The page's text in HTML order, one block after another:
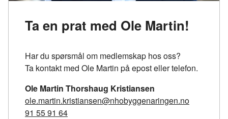
Ta en prat med Ole Martin!
Har du spørsmål om medlemskap hos oss?
Ta kontakt med Ole Martin på epost eller telefon.
Ole Martin Thorshaug Kristiansen
ole.martin.kristiansen@nhobyggenaringen.no
91 55 91 64